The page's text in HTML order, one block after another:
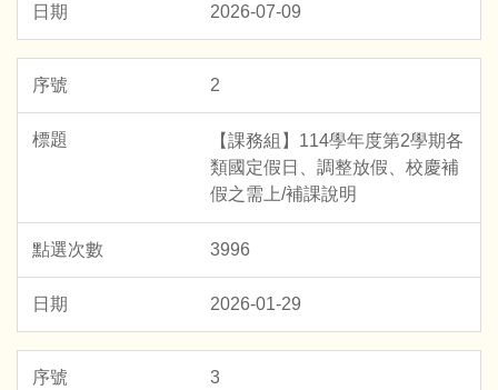
2026-07-09
2
【課務組】114學年度第2學期各
類國定假日、調整放假、校慶補
假之需上/補課說明
3996
2026-01-29
3